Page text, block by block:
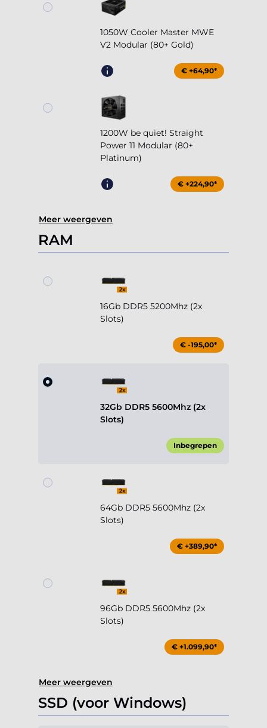
1050W Cooler Master MWE
V2 Modular (80+ Gold)
€ +64,90*
1200W be quiet! Straight
Power 11 Modular (80+
Platinum)
€ +224,90*
Meer weergeven
RAM
16Gb DDR5 5200Mhz (2x
Slots)
€ -195,00*
32Gb DDR5 5600Mhz (2x
Slots)
Inbegrepen
64Gb DDR5 5600Mhz (2x
Slots)
€ +389,90*
96Gb DDR5 5600Mhz (2x
Slots)
€ +1.099,90*
Meer weergeven
SSD (voor Windows)